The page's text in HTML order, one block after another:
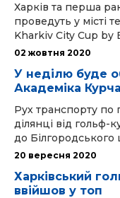
Харків та перша
проведуть у місті
Kharkiv City Cup by
02 жовтня 2020
У неділю буде
Академіка
Рух транспорту по
ділянці від гольф-
до Білгородського
20 вересня 2020
Харківський
ввійшов у топ